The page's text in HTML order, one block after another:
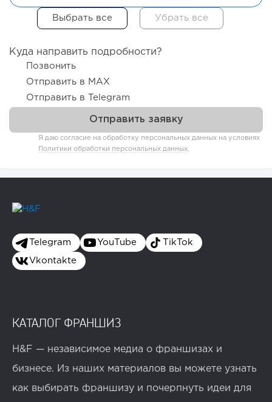
Куда направить подробности?
Позвонить
Отправить в MAX
Отправить в Telegram
Я даю согласие на обработку персональных данных на условиях
Политики обработки персональных данных.
Telegram YouTube TikTok
Vkontakte
КАТАЛОГ ФРАНШИЗ
H&F — независимое медиа о франшизах и
бизнесе. Из наших материалов вы можете узнать
как выбирать франшизу и почерпнуть идеи для